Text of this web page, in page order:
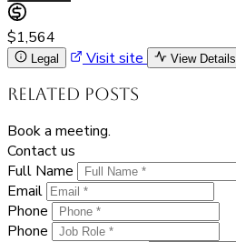
$1,564
Legal Visit site View Details
Related Posts
Book a meeting.
Contact us
Full Name
Email
Phone
Phone